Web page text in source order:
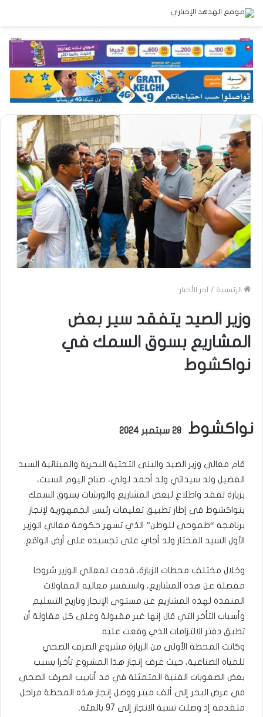
الرئيسية / آخر الأخبار
وزير الصيد يتفقد سير بعض
المشاريع بسوق السمك في
نواكشوط
نواكشوط
قام معالي وزير الصيد والبنى التحتية البحرية والمينائية السيد
الفضيل ولد سيداتي ولد أحمد لولي، صباح اليوم السبت،
بزيارة تفقد واطلاع لبعض المشاريع والورشات بسوق السمك
بنواكشوط فى إطار تطبيق تعليمات رئيس الجمهورية لإنجاز
برنامجه “طموحى للوطن” الذي تسهر حكومة معالي الوزير
الأول السيد المختار ولد أجاي على تجسيده على أرض الواقع.
وخلال مختلف محطات الزيارة، قدمت لمعالي الوزير شروحا
مفصلة عن هذه المشاريع، واستفسر معاليه المقاولات
المنفذة لهذه المشاريع عن مستوى الإنجاز وتاريخ التسليم
وأسباب التأخر التي قال إنها غير مقبولة وعلى كل مقاولة أن
تطبق دفتر الالتزامات الذي وقعت عليه.
وكانت المحطة الأولى من الزيارة مشروع الصرف الصحي
للمياه الصناعية، حيث عرف إنجاز هذا المشروع تأخرا بسبب
بعض الصعوبات الفنية المتمثلة في مد أنابيب الصرف الصحي
في عرض البحر إلى ألف ميتر ووصل إنجاز هذه المحطة مراحل
متقدمة إذ وصلت نسبة الانجاز إلى 97 بالمئة.